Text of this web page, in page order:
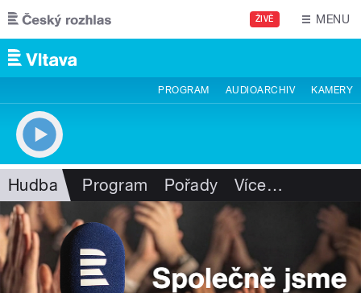
Přejít k hlavnímu obsahu
ŽIVĚ MENU
PROGRAM AUDIOARCHIV KAMERY
Hudba Program Pořady Více…